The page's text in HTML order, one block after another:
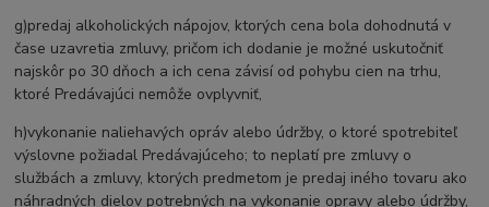
g)predaj alkoholických nápojov, ktorých cena bola dohodnutá v
čase uzavretia zmluvy, pričom ich dodanie je možné uskutočniť
najskôr po 30 dňoch a ich cena závisí od pohybu cien na trhu,
ktoré Predávajúci nemôže ovplyvniť,
h)vykonanie naliehavých opráv alebo údržby, o ktoré spotrebiteľ
výslovne požiadal Predávajúceho; to neplatí pre zmluvy o
službách a zmluvy, ktorých predmetom je predaj iného tovaru ako
náhradných dielov potrebných na vykonanie opravy alebo údržby,